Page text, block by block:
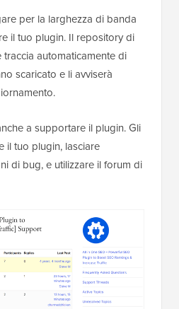
per la larghezza di banda
il tuo plugin. Il repository di
automaticamente di
scaricato e li avviserà
a supportare il plugin. Gli
il tuo plugin, lasciare
di bug, e utilizzare il forum di